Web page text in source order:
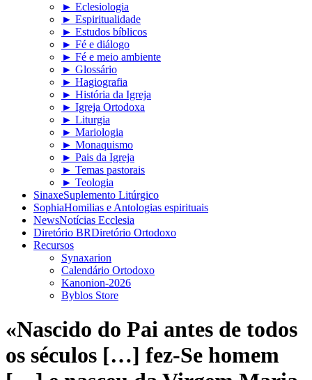
► Eclesiologia
► Espiritualidade
► Estudos bíblicos
► Fé e diálogo
► Fé e meio ambiente
► Glossário
► Hagiografia
► História da Igreja
► Igreja Ortodoxa
► Liturgia
► Mariologia
► Monaquismo
► Pais da Igreja
► Temas pastorais
► Teologia
SinaxeSuplemento Litúrgico
SophiaHomilias e Antologias espirituais
NewsNotícias Ecclesia
Diretório BRDiretório Ortodoxo
Recursos
Synaxarion
Calendário Ortodoxo
Kanonion-2026
Byblos Store
«Nascido do Pai antes de todos
os séculos […] fez-Se homem